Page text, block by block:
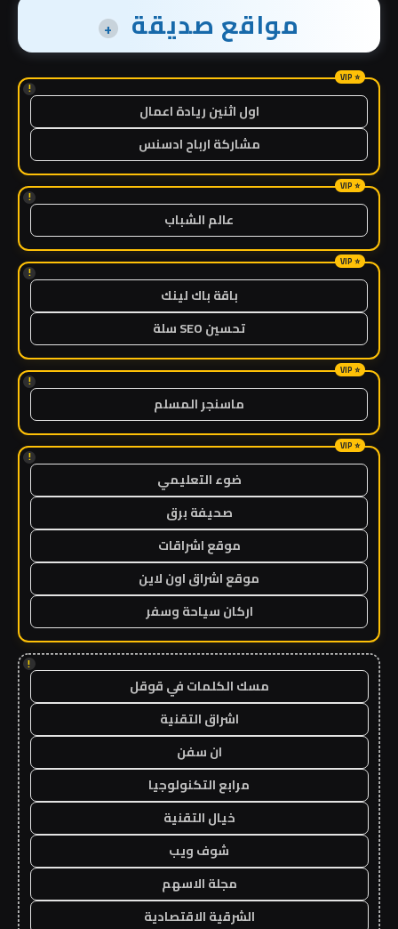
مواقع صديقة +
!
اول اثنين ريادة اعمال
مشاركة ارباح ادسنس
!
عالم الشباب
!
باقة باك لينك
تحسين SEO سلة
!
ماسنجر المسلم
!
ضوء التعليمي
صحيفة برق
موقع اشراقات
موقع اشراق اون لاين
اركان سياحة وسفر
!
مسك الكلمات في قوقل
اشراق التقنية
ان سفن
مرابع التكنولوجيا
خيال التقنية
شوف ويب
مجلة الاسهم
الشرقية الاقتصادية